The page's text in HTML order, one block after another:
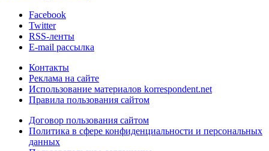
Facebook
Twitter
RSS-ленты
E-mail рассылка
Контакты
Реклама на сайте
Использование материалов korrespondent.net
Правила пользования сайтом
Договор пользования сайтом
Политика в сфере конфиденциальности и персональных
данных